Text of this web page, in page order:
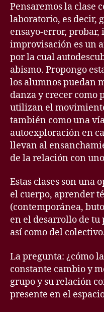
Pensaremos la clase
laboratorio, es decir,
ensayo-error, probar,
improvisación es un
por la cual
abismo. Propongo
los alumnos puedan
danza y crecer como
utilizan el
también como una
autoexploración en
llevan al
de la relación con
Estas clases son una
el cuerpo, aprender
(contemporánea,
en el desarrollo de
así como del
La pregunta: ¿cómo
constante cambio y
grupo y su relación
presente en el